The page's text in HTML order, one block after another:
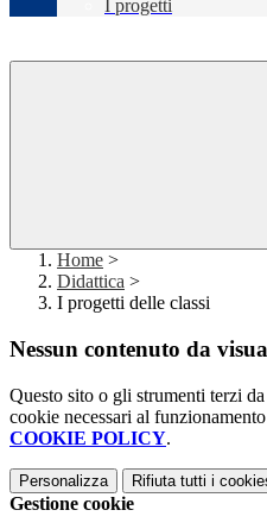
I progetti
Home >
Didattica >
I progetti delle classi
Nessun contenuto da
Questo sito o gli strumenti terzi
cookie necessari al
COOKIE POLICY.
Personalizza Rifiuta tutti i
Gestione cookie